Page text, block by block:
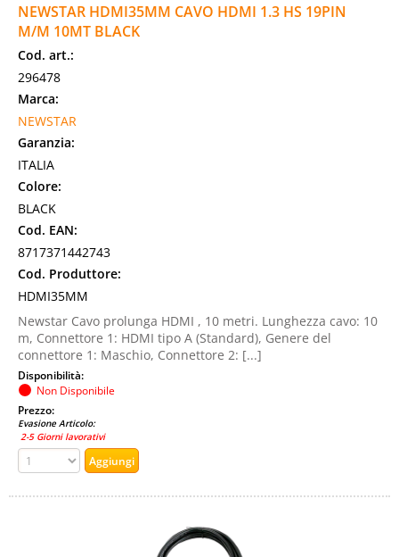
NEWSTAR HDMI35MM CAVO HDMI 1.3 HS 19PIN
M/M 10MT BLACK
Cod. art.:
296478
Marca:
NEWSTAR
Garanzia:
ITALIA
Colore:
BLACK
Cod. EAN:
8717371442743
Cod. Produttore:
HDMI35MM
Newstar Cavo prolunga HDMI , 10 metri. Lunghezza cavo: 10
m, Connettore 1: HDMI tipo A (Standard), Genere del
connettore 1: Maschio, Connettore 2: [...]
Disponibilità:
Non Disponibile
Prezzo:
Evasione Articolo:
2-5 Giorni lavorativi